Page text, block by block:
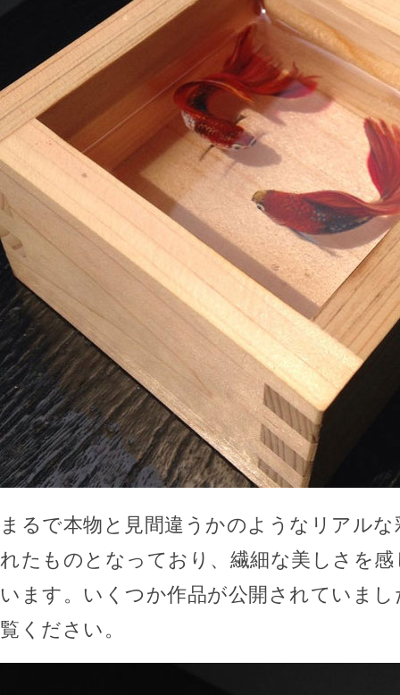
まるで本物と見間違うかのようなリアル
れたものとなっており、繊細な美しさを
います。いくつか作品が公開されていま
覧ください。